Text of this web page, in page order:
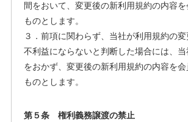
間をおいて、変更後の新利用規約の内容
ものとします。
３．前項に関わらず、当社が利用規約の
不利益にならないと判断した場合には、
をおかず、変更後の新利用規約の内容を
ものとします。
第５条 権利義務譲渡の禁止